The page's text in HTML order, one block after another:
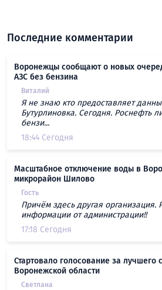
Последние комментарии
Воронежцы сообщают о новых
АЗС без бензина
Виталий
Я не знаю кто предоставляет
Бутурлиновка. Сегодня. Роснефть
бензи...
18:44 Сегодня
Масштабное отключение воды в
микрорайон Шилово
Гость
Причём здесь другая организация.
информации от администрации!!
17:18 Сегодня
Стартовало голосование за лучшего
Воронежской области
Светлана